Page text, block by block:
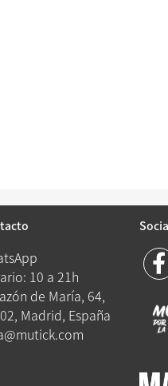
10 a 21h
de María, 64,
Madrid, España